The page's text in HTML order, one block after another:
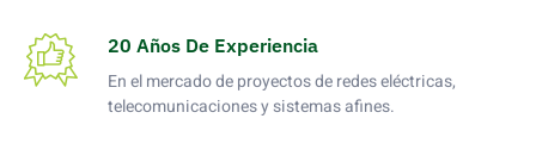
20 Años De Experiencia
En el mercado de proyectos de redes eléctricas,
telecomunicaciones y sistemas afines.